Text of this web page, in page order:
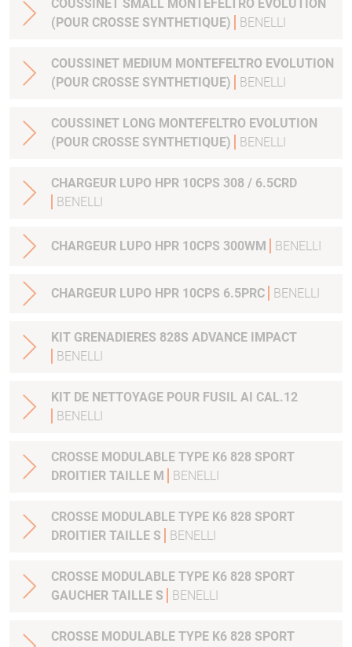
COUSSINET SMALL MONTEFELTRO EVOLUTION
(POUR CROSSE SYNTHETIQUE)
BENELLI
COUSSINET MEDIUM MONTEFELTRO EVOLUTION
(POUR CROSSE SYNTHETIQUE)
BENELLI
COUSSINET LONG MONTEFELTRO EVOLUTION
(POUR CROSSE SYNTHETIQUE)
BENELLI
CHARGEUR LUPO HPR 10CPS 308 / 6.5CRD
BENELLI
CHARGEUR LUPO HPR 10CPS 300WM BENELLI
CHARGEUR LUPO HPR 10CPS 6.5PRC BENELLI
KIT GRENADIERES 828S ADVANCE IMPACT
BENELLI
KIT DE NETTOYAGE POUR FUSIL AI CAL.12
BENELLI
CROSSE MODULABLE TYPE K6 828 SPORT
DROITIER TAILLE M
BENELLI
CROSSE MODULABLE TYPE K6 828 SPORT
DROITIER TAILLE S
BENELLI
CROSSE MODULABLE TYPE K6 828 SPORT
GAUCHER TAILLE S
BENELLI
CROSSE MODULABLE TYPE K6 828 SPORT